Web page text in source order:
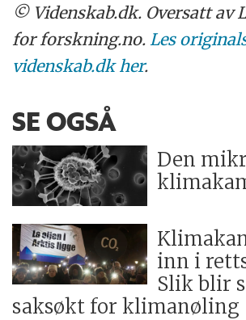
© Videnskab.dk. Oversatt av
for forskning.no. Les
videnskab.dk her.
SE OGSÅ
Den
inn i
Slik blir
saksøkt for klimanøling